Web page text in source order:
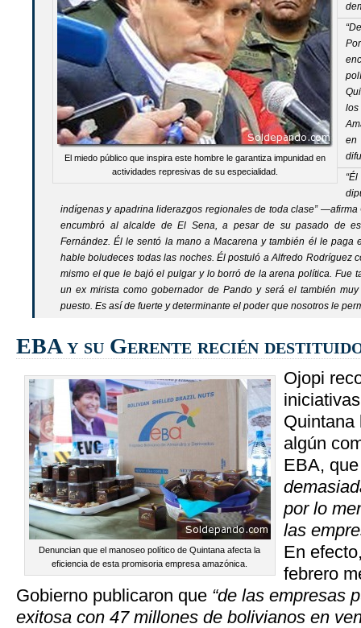
El miedo público que inspira este hombre le garantiza impunidad en
actividades represivas de su especialidad.
indígenas y apadrina liderazgos regionales de toda clase”
encumbró al alcalde de El Sena, a pesar de su pasado de
Fernández. Él le sentó la mano a Macarena y también él le paga
hable boludeces todas las noches. Él postuló a Alfredo Rodríguez
mismo el que le bajó el pulgar y lo borró de la arena política. Fue
un ex mirista como gobernador de Pando y será el también
puesto. Es así de fuerte y determinante el poder que nosotros le
EBA y su Gerente recién
Denuncian que el manoseo político de Quintana afecta la
eficiencia de esta promisoria empresa amazónica.
Ojopi
Quintana
algún
EBA, que
por lo
las
En
febrero
Gobierno publicaron que “de las empresas
exitosa con 47 millones de bolivianos en